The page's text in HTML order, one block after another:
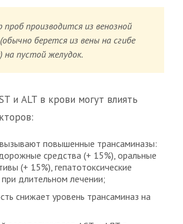
производится из венозной
(обычно берется из вены на сгибе
на пустой желудок.
и ALT в крови могут влиять
повышенные трансаминазы:
средства (+ 15%), оральные
(+ 15%), гепатотоксические
длительном лечении;
снижает уровень трансаминаз на